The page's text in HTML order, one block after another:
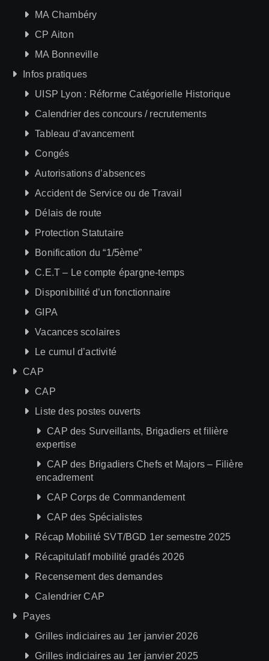
MA Chambéry
CP Aiton
MA Bonneville
Infos pratiques
UISP Lyon : Réforme Catégorielle Historique
Calendrier des concours / recrutements
Tableau d’avancement
Congés
Autorisations d’absences
Accident de Service ou de Travail
Délais de route
Protection Statutaire
Bonification du “1/5ème”
C.E.T – Le compte épargne-temps
Disponibilité d’un fonctionnaire
GIPA
Vacances scolaires
Le cumul d’activité
CAP
CAP
Liste des postes ouverts
CAP des Surveillants, Brigadiers et filière
expertise
CAP des Brigadiers Chefs et Majors – Filière
encadrement
CAP Corps de Commandement
CAP des Spécialistes
Récap Mobilité SVT/BGD 1er semestre 2025
Récapitulatif mobilité gradés 2026
Recensement des demandes
Calendrier CAP
Payes
Grilles indiciaires au 1er janvier 2026
Grilles indiciaires au 1er janvier 2025